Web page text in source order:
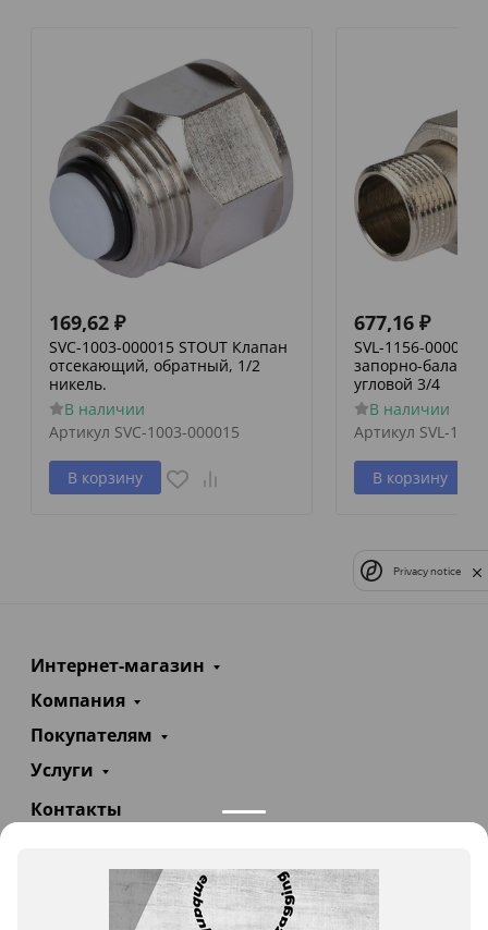
169,62 ₽
SVC-1003-000015 STOUT Клапан
отсекающий, обратный, 1/2
никель.
В наличии
Артикул SVC-1003-000015
В корзину
677,16 ₽
SVL-1156-000020
запорно-
угловой 3/4
В наличии
Артикул SVL-
В корзину
Интернет-магазин
Компания
Покупателям
Услуги
Контакты
info@teploexpert.com
Пн—Сб 09:00 – 18:00
Privacy notice